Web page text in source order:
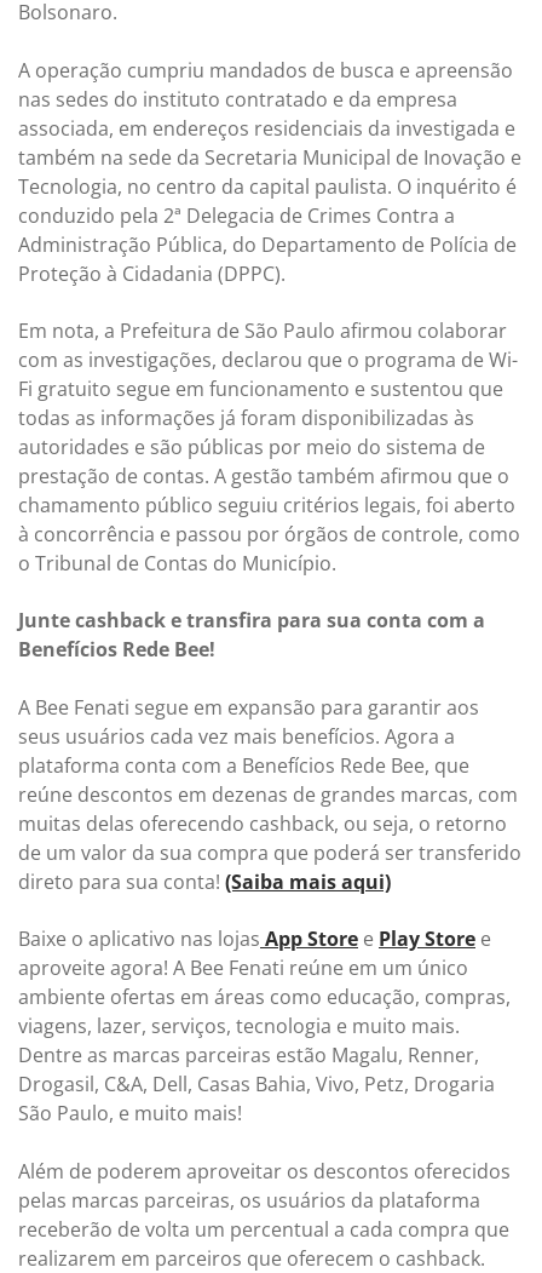
Bolsonaro.
A operação cumpriu mandados de busca e apreensão
nas sedes do instituto contratado e da empresa
associada, em endereços residenciais da investigada e
também na sede da Secretaria Municipal de Inovação e
Tecnologia, no centro da capital paulista. O inquérito é
conduzido pela 2ª Delegacia de Crimes Contra a
Administração Pública, do Departamento de Polícia de
Proteção à Cidadania (DPPC).
Em nota, a Prefeitura de São Paulo afirmou colaborar
com as investigações, declarou que o programa de Wi-
Fi gratuito segue em funcionamento e sustentou que
todas as informações já foram disponibilizadas às
autoridades e são públicas por meio do sistema de
prestação de contas. A gestão também afirmou que o
chamamento público seguiu critérios legais, foi aberto
à concorrência e passou por órgãos de controle, como
o Tribunal de Contas do Município.
Junte cashback e transfira para sua conta com a
Benefícios Rede Bee!
A Bee Fenati segue em expansão para garantir aos
seus usuários cada vez mais benefícios. Agora a
plataforma conta com a Benefícios Rede Bee, que
reúne descontos em dezenas de grandes marcas, com
muitas delas oferecendo cashback, ou seja, o retorno
de um valor da sua compra que poderá ser transferido
direto para sua conta! (Saiba mais aqui)
Baixe o aplicativo nas lojas App Store e Play Store e
aproveite agora! A Bee Fenati reúne em um único
ambiente ofertas em áreas como educação, compras,
viagens, lazer, serviços, tecnologia e muito mais.
Dentre as marcas parceiras estão Magalu, Renner,
Drogasil, C&A, Dell, Casas Bahia, Vivo, Petz, Drogaria
São Paulo, e muito mais!
Além de poderem aproveitar os descontos oferecidos
pelas marcas parceiras, os usuários da plataforma
receberão de volta um percentual a cada compra que
realizarem em parceiros que oferecem o cashback.